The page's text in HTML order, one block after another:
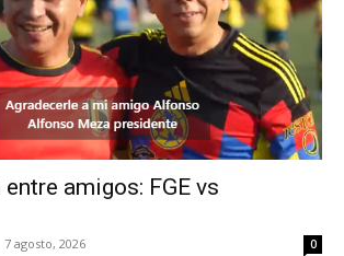
amigos: FGE vs
7 agosto, 2026 0